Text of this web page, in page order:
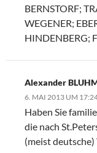
BERNSTORF;
WEGENER;
HINDENBERG;
Alexander
6. MAI 2013 UM
Haben Sie
die nach
(meist